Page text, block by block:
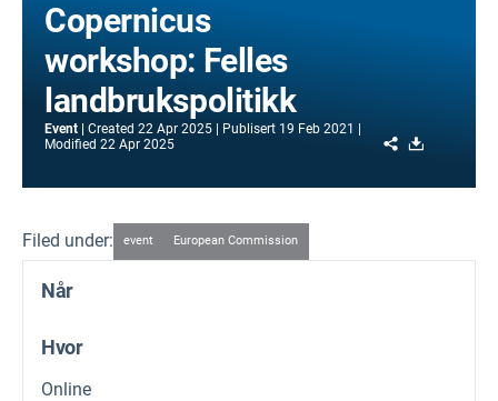
Copernicus
workshop: Felles
landbrukspolitikk
Event Created 22 Apr 2025 Publisert 19 Feb 2021
Modified 22 Apr 2025 Share
Filed under: event European Commission
Når
Hvor
Online